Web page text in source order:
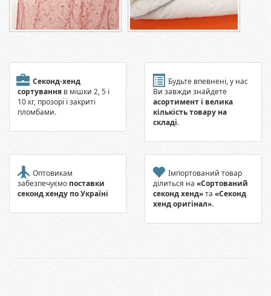
Секонд-хенд
сортування в мішки 2, 5 і
10 кг, прозорі і закриті
пломбами.
Будьте впевнені, у нас
Ви завжди знайдете
асортимент і велика
кількість товару на
складі.
Оптовикам
забезпечуємо поставки
секонд хенду по Україні
Імпортований товар
ділиться на «Сортований
секонд хенд»та «Секонд
хенд оригінал».